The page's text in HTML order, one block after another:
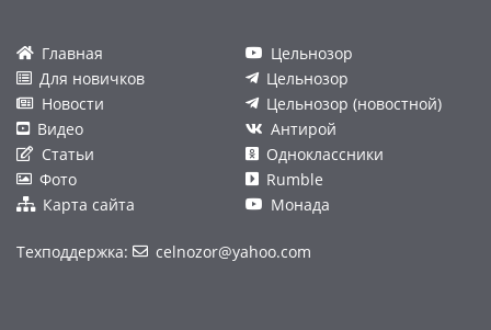
Главная
Для новичков
Новости
Видео
Статьи
Фото
Карта сайта
Цельнозор
Цельнозор
Цельнозор (новостной)
Антирой
Одноклассники
Rumble
Монада
Техподдержка: celnozor@yahoo.com